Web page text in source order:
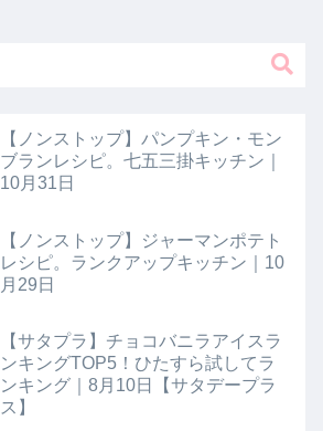
【ノンストップ】パンプキン・モン
ブランレシピ。七五三掛キッチン｜
10月31日
【ノンストップ】ジャーマンポテト
レシピ。ランクアップキッチン｜10
月29日
【サタプラ】チョコバニラアイスラ
ンキングTOP5！ひたすら試してラ
ンキング｜8月10日【サタデープラ
ス】